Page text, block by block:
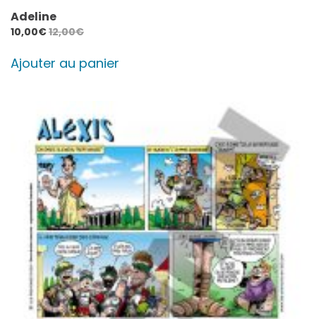
Adeline
10,00€12,00€
Ajouter au panier